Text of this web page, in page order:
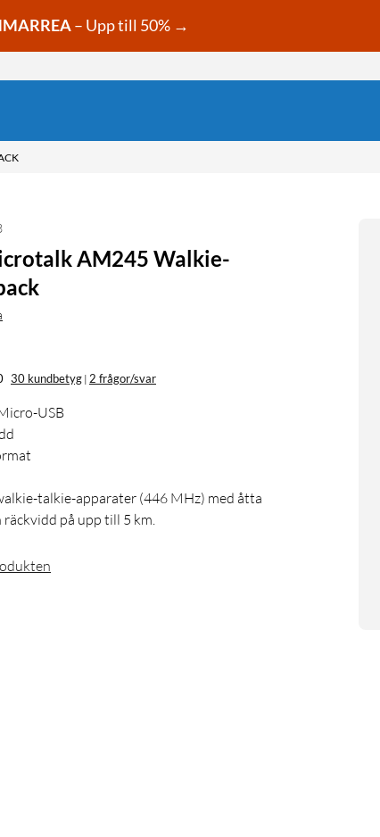
– Upp till 50% →
AM245 Walkie-
30 kundbetyg | 2 frågor/svar
USB
talkie-apparater (446 MHz) med åtta
räckvidd på upp till 5 km.